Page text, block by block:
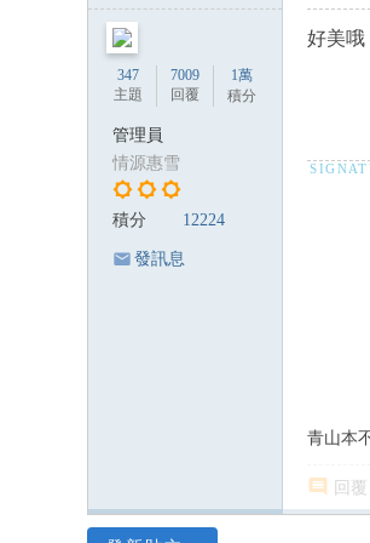
347
主題
7009
回覆
1萬
積分
管理員
情源惠雪
積分 12224
發訊息
好美哦
青山本
回覆